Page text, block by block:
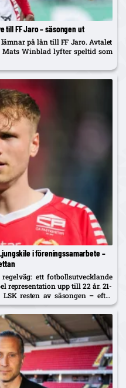
till FF Jaro – säsongen ut
på lån till FF Jaro. Avtalet
Mats Winblad lyfter speltid som
i föreningssamarbete –
ett fotbollsutvecklande
representation upp till 22 år. 21-
resten av säsongen – efter